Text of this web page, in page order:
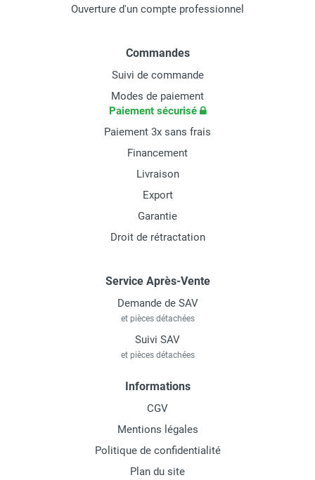
Ouverture d'un compte professionnel
Commandes
Suivi de commande
Modes de paiement
Paiement sécurisé
Paiement 3x sans frais
Financement
Livraison
Export
Garantie
Droit de rétractation
Service Après-Vente
Demande de SAV
et pièces détachées
Suivi SAV
et pièces détachées
Informations
CGV
Mentions légales
Politique de confidentialité
Plan du site